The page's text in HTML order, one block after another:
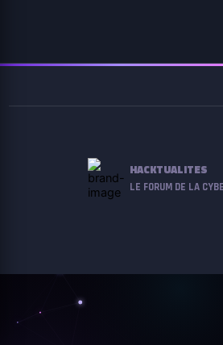
HACKTUALITES
LE FORUM DE LA